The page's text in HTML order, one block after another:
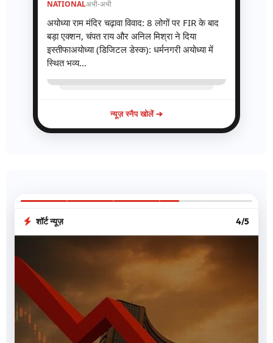
NATIONALअभी-अभी
अयोध्या राम मंदिर चढ़ावा विवाद: 8 लोगों पर FIR के बाद
बड़ा एक्शन, चंपत राय और अनिल मिश्रा ने दिया
इस्तीफाअयोध्या (डिजिटल डेस्क): धर्मनगरी अयोध्या में
स्थित भव्य...
न्यूज़ स्नैप खोलें ➔
शॉर्ट न्यूज़ 4/5